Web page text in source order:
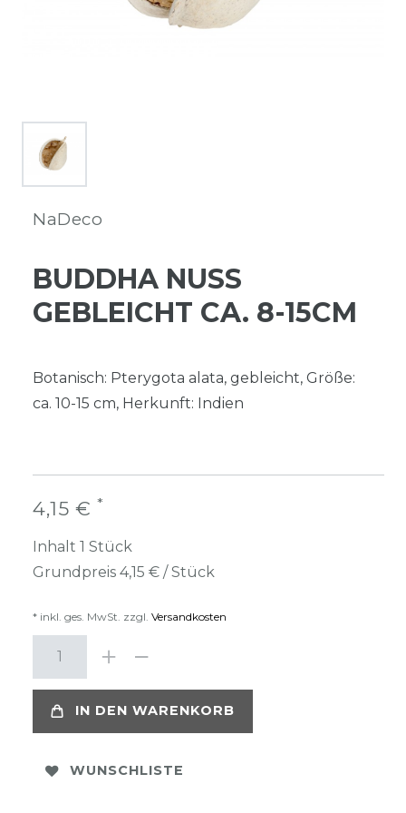
NaDeco
BUDDHA NUSS
GEBLEICHT CA. 8-15CM
Botanisch: Pterygota alata, gebleicht, Größe:
ca. 10-15 cm, Herkunft: Indien
4,15 € *
Inhalt 1 Stück
Grundpreis 4,15 € / Stück
* inkl. ges. MwSt. zzgl. Versandkosten
IN DEN WARENKORB
WUNSCHLISTE